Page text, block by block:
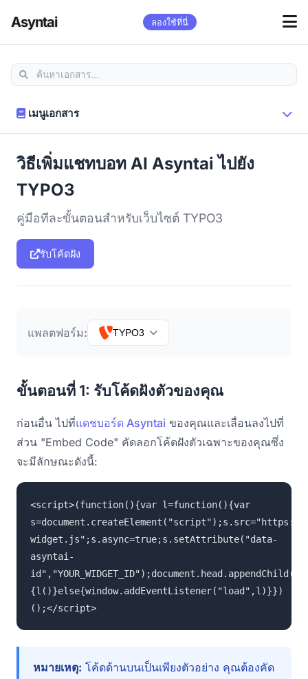
Asyntai ลองใช้ที่นี่
เมนูเอกสาร
วิธีเพิ่มแชทบอท AI Asyntai ไปยัง
TYPO3
คู่มือทีละขั้นตอนสำหรับเว็บไซต์ TYPO3
รับโค้ดฝัง
แพลตฟอร์ม: TYPO3
ขั้นตอนที่ 1: รับโค้ดฝังตัวของคุณ
ก่อนอื่น ไปที่แดชบอร์ด Asyntai ของคุณและเลื่อนลงไปที่
ส่วน "Embed Code" คัดลอกโค้ดฝังตัวเฉพาะของคุณซึ่ง
จะมีลักษณะดังนี้:
<script>(function(){var l=function(){var
widget.js";s.async=true;s.setAttribute("data-
asyntai-
{l()}else{window.addEventListener("load",l)}})
();</script>
หมายเหตุ: โค้ดด้านบนเป็นเพียงตัวอย่าง คุณต้องคัด